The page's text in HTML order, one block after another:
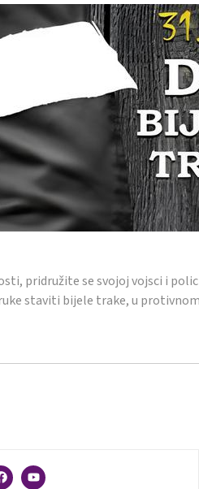
pridružite se svojoj vojsci i
staviti bijele trake, u